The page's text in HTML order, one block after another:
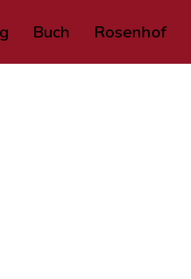
Buch Rosenhof